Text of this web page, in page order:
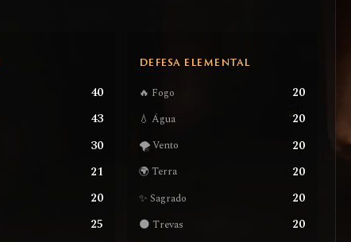
40
43
30
21
20
25
DEFESA ELEMENTAL
🔥 Fogo 20
💧 Água 20
🌪️ Vento 20
🌍 Terra 20
✨ Sagrado 20
🌑 Trevas 20